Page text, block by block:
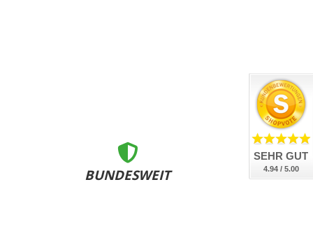
BUNDESWEIT
SEHR GUT
4.94 / 5.00